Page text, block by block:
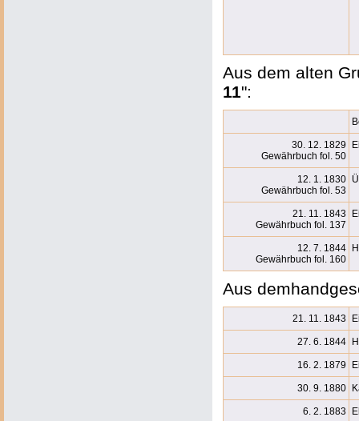
Aus dem alten
11":
30. 12. 1829
Gewährbuch fol. 50
12. 1. 1830
Gewährbuch fol. 53
21. 11. 1843
Gewährbuch fol. 137
12. 7. 1844
Gewährbuch fol. 160
Aus
21. 11. 1843
27. 6. 1844
16. 2. 1879
30. 9. 1880
6. 2. 1883